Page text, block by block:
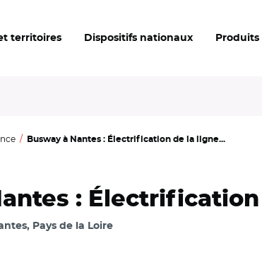
territoires Dispositifs nationaux Produits
Busway à Nantes : Électrification de la ligne...
:
Pays de la Loire